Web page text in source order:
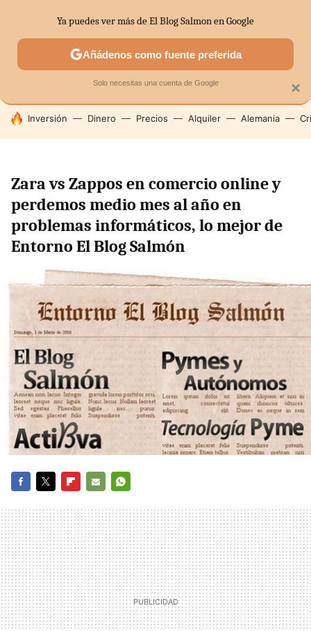
SECTORES ECONOMÍA DOMÉSTICA MERCADOS
HOY SE HABLA DE
Inversión Dinero Precios Alquiler Alemania
Zara vs Zappos en comercio online y
perdemos medio mes al año en
problemas informáticos, lo mejor de
Entorno El Blog Salmón
MAIL
×
Ya puedes ver más de El Blog Salmon en Google
Añádenos como fuente preferida
Solo necesitas una cuenta de Google